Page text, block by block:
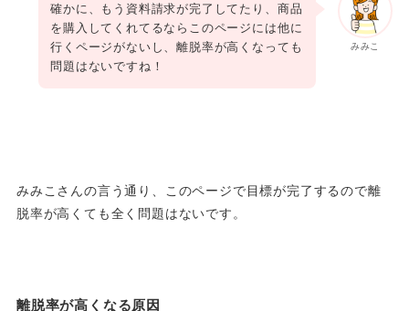
みみこ
確かに、もう資料請求が完了してたり、商品
を購入してくれてるならこのページには他に
行くページがないし、離脱率が高くなっても
問題はないですね！
みみこさんの言う通り、このページで目標が完了するので離
脱率が高くても全く問題はないです。
離脱率が高くなる原因